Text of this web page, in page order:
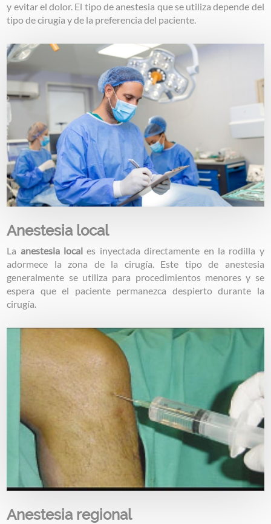
y evitar el dolor. El tipo de anestesia que se utiliza depende del
tipo de cirugía y de la preferencia del paciente.
Image
Anestesia local
La anestesia locales inyectada directamente en la rodilla y
adormece la zona de la cirugía. Este tipo de anestesia
generalmente se utiliza para procedimientos menores y se
espera que el paciente permanezca despierto durante la
cirugía.
Anestesia regional